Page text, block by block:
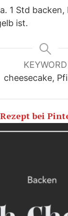
1 Std
ist.
KEYWORD
cheesecake,
bei